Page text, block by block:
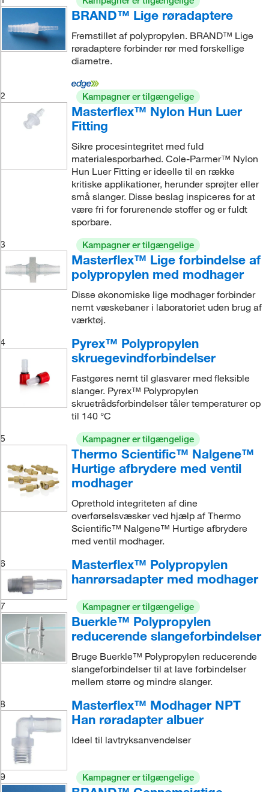
BRAND™ Lige røradaptere
Fremstillet af polypropylen. BRAND™ Lige
røradaptere forbinder rør med forskellige
diametre.
2 Kampagner er tilgængelige
Masterflex™ Nylon Hun Luer
Fitting
Sikre procesintegritet med fuld
materialesporbarhed. Cole-Parmer™ Nylon
Hun Luer Fitting er ideelle til en række
kritiske applikationer, herunder sprøjter eller
små slanger. Disse beslag inspiceres for at
være fri for forurenende stoffer og er fuldt
sporbare.
3
Kampagner er tilgængelige
Masterflex™ Lige forbindelse af
polypropylen med modhager
Disse økonomiske lige modhager forbinder
nemt væskebaner i laboratoriet uden brug af
værktøj.
4
Pyrex™ Polypropylen
skruegevindforbindelser
Fastgøres nemt til glasvarer med fleksible
slanger. Pyrex™ Polypropylen
skruetrådsforbindelser tåler temperaturer op
til 140 °C
5
Kampagner er tilgængelige
Thermo Scientific™ Nalgene™
Hurtige afbrydere med ventil
modhager
Oprethold integriteten af dine
overførselsvæsker ved hjælp af Thermo
Scientific™ Nalgene™ Hurtige afbrydere
med ventil modhager.
6
Masterflex™ Polypropylen
hanrørsadapter med modhager
7 Kampagner er tilgængelige
Buerkle™ Polypropylen
reducerende slangeforbindelser
Bruge Buerkle™ Polypropylen reducerende
slangeforbindelser til at lave forbindelser
mellem større og mindre slanger.
8
Masterflex™ Modhager NPT
Han røradapter albuer
Ideel til lavtryksanvendelser
9 Kampagner er tilgængelige